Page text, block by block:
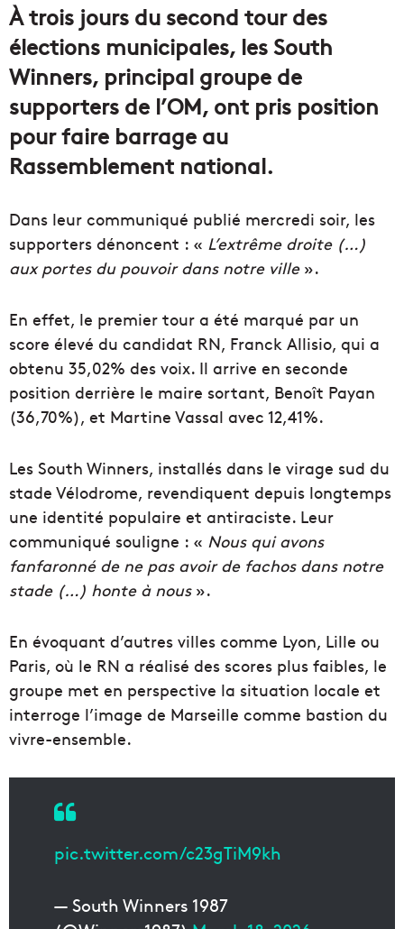
À trois jours du second tour des
élections municipales, les South
Winners, principal groupe de
supporters de l’OM, ont pris position
pour faire barrage au
Rassemblement national.
Dans leur communiqué publié mercredi soir, les
supporters dénoncent : « L’extrême droite (…)
aux portes du pouvoir dans notre ville».
En effet, le premier tour a été marqué par un
score élevé du candidat RN, Franck Allisio, qui a
obtenu 35,02% des voix. Il arrive en seconde
position derrière le maire sortant, Benoît Payan
(36,70%), et Martine Vassal avec 12,41%.
Les South Winners, installés dans le virage sud du
stade Vélodrome, revendiquent depuis longtemps
une identité populaire et antiraciste. Leur
communiqué souligne : « Nous qui avons
fanfaronné de ne pas avoir de fachos dans notre
stade (…) honte à nous».
En évoquant d’autres villes comme Lyon, Lille ou
Paris, où le RN a réalisé des scores plus faibles, le
groupe met en perspective la situation locale et
interroge l’image de Marseille comme bastion du
vivre-ensemble.
pic.twitter.com/c23gTiM9kh
— South Winners 1987